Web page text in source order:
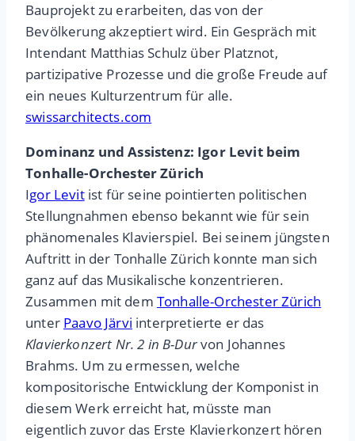
Bauprojekt zu erarbeiten, das von der
Bevölkerung akzeptiert wird. Ein Gespräch mit
Intendant Matthias Schulz über Platznot,
partizipative Prozesse und die große Freude auf
ein neues Kulturzentrum für alle.
swissarchitects.com
Dominanz und Assistenz: Igor Levit beim
Tonhalle-Orchester Zürich
Igor Levitist für seine pointierten politischen
Stellungnahmen ebenso bekannt wie für sein
phänomenales Klavierspiel. Bei seinem jüngsten
Auftritt in der Tonhalle Zürich konnte man sich
ganz auf das Musikalische konzentrieren.
Zusammen mit dem Tonhalle-Orchester Zürich
unter Paavo Järvi interpretierte er das
Klavierkonzert Nr. 2 in B-Durvon Johannes
Brahms. Um zu ermessen, welche
kompositorische Entwicklung der Komponist in
diesem Werk erreicht hat, müsste man
eigentlich zuvor das Erste Klavierkonzert hören